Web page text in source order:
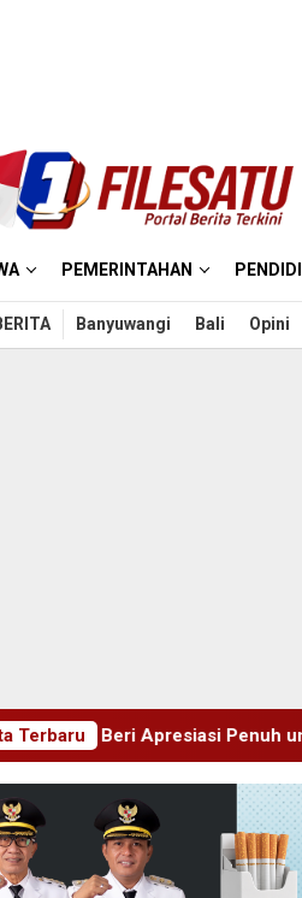
PEMERINTAHAN
Banyuwangi Bali Opini
Terbaru
untuk Kemajuan Daerah